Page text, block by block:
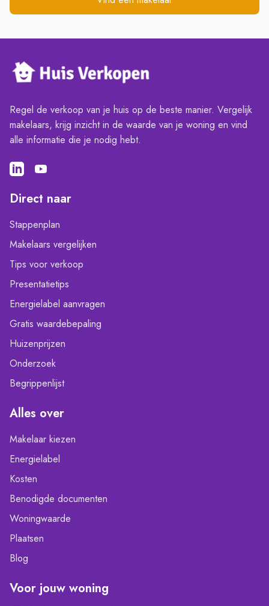
Regel de verkoop van je huis op de beste manier. Vergelijk
makelaars, krijg inzicht in de waarde van je woning en vind
alle informatie die je nodig hebt.
Direct naar
Stappenplan
Makelaars vergelijken
Tips voor verkoop
Presentatietips
Energielabel aanvragen
Gratis waardebepaling
Huizenprijzen
Onderzoek
Begrippenlijst
Alles over
Makelaar kiezen
Energielabel
Kosten
Benodigde documenten
Woningwaarde
Plaatsen
Blog
Voor jouw woning